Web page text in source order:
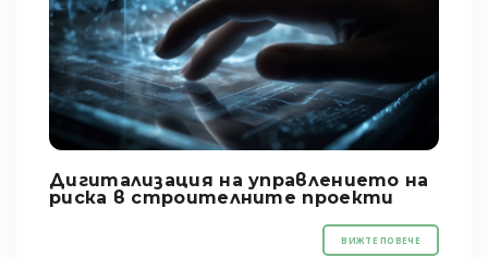
Дигитализация на управлението на
риска в строителните проекти
ВИЖТЕ ПОВЕЧЕ